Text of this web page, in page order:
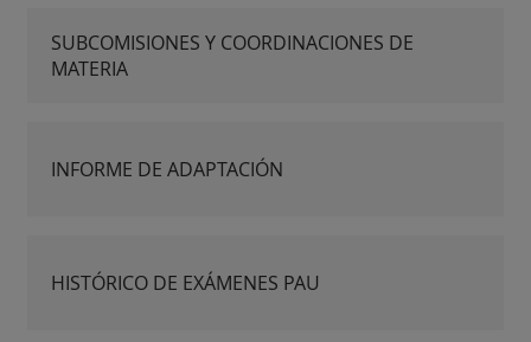
SUBCOMISIONES Y COORDINACIONES DE
MATERIA
INFORME DE ADAPTACIÓN
HISTÓRICO DE EXÁMENES PAU